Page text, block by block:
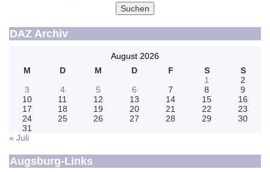
Suchen
DAZ Archiv
August 2026
M
D M D F S
S
1
2
3
4 5 6 7 8
9
10
11 12 13 14 15
16
17
18 19 20 21 22
23
24
25 26 27 28 29
30
31
« Juli
Augsburg-Links